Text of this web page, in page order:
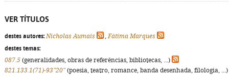
VER TÍTULOS
destes autores: Nicholas Aumais ,Fátima Marques
destes temas:
087.5 (generalidades, obras de referências, bibliotecas, ...)
821.133.1(71)-93"20"(poesia, teatro, romance, banda desenhada, filologia, ...)